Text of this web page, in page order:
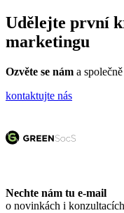
Udělejte první
marketingu
Ozvěte se nám a
kontaktujte nás
Nechte nám tu e-mail
o novinkách i